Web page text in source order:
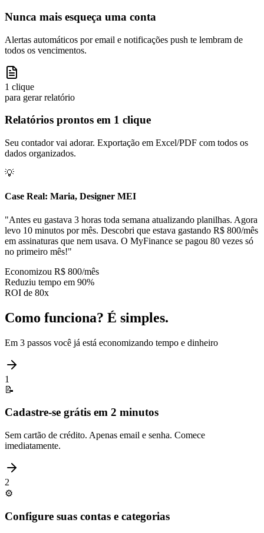
Nunca mais esqueça uma conta
Alertas automáticos por email e notificações push te lembram de
todos os vencimentos.
1 clique
para gerar relatório
Relatórios prontos em 1 clique
Seu contador vai adorar. Exportação em Excel/PDF com todos os
dados organizados.
💡
Case Real: Maria, Designer MEI
"Antes eu gastava 3 horas toda semana atualizando planilhas. Agora
levo 10 minutos por mês. Descobri que estava gastando R$ 800/mês
em assinaturas que nem usava. O MyFinance se pagou 80 vezes só
no primeiro mês!"
Economizou R$ 800/mês
Reduziu tempo em 90%
ROI de 80x
Como funciona? É simples.
Em 3 passos você já está economizando tempo e dinheiro
1
📝
Cadastre-se grátis em 2 minutos
Sem cartão de crédito. Apenas email e senha. Comece
imediatamente.
2
⚙️
Configure suas contas e categorias